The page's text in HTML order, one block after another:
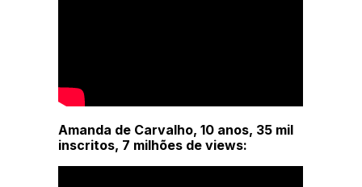
Amanda de Carvalho, 10 anos, 35 mil
inscritos, 7 milhões de views: